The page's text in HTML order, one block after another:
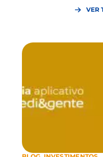
conhecimento se
Gostou?